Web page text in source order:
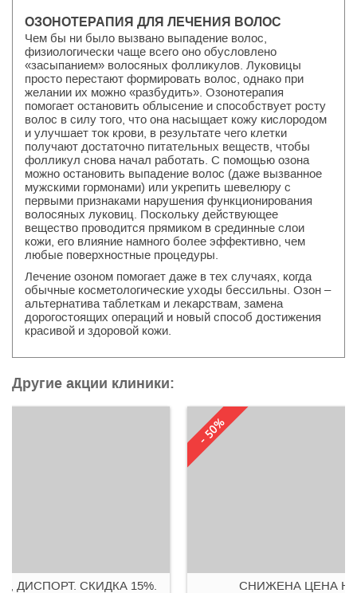
ОЗОНОТЕРАПИЯ ДЛЯ ЛЕЧЕНИЯ ВОЛОС
Чем бы ни было вызвано выпадение волос,
физиологически чаще всего оно обусловлено
«засыпанием» волосяных фолликулов. Луковицы
просто перестают формировать волос, однако при
желании их можно «разбудить». Озонотерапия
помогает остановить облысение и способствует росту
волос в силу того, что она насыщает кожу кислородом
и улучшает ток крови, в результате чего клетки
получают достаточно питательных веществ, чтобы
фолликул снова начал работать. С помощью озона
можно остановить выпадение волос (даже вызванное
мужскими гормонами) или укрепить шевелюру с
первыми признаками нарушения функционирования
волосяных луковиц. Поскольку действующее
вещество проводится прямиком в срединные слои
кожи, его влияние намного более эффективно, чем
любые поверхностные процедуры.
Лечение озоном помогает даже в тех случаях, когда
обычные косметологические уходы бессильны. Озон –
альтернатива таблеткам и лекарствам, замена
дорогостоящих операций и новый способ достижения
красивой и здоровой кожи.
Другие акции клиники:
0
ДИСПОРТ. СКИДКА 15%.
- 50%
Бессрочно
СНИЖЕНА ЦЕНА НА